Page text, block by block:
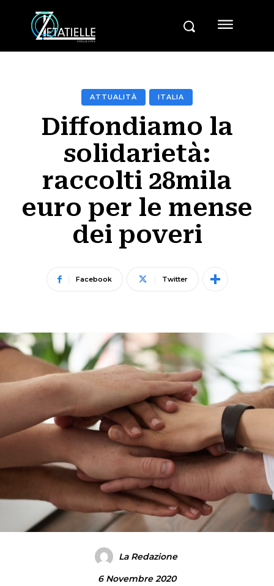
ATTUALITÀ ITALIA
Diffondiamo la
solidarietà:
raccolti 28mila
euro per le mense
dei poveri
Facebook Twitter
La Redazione
6 Novembre 2020